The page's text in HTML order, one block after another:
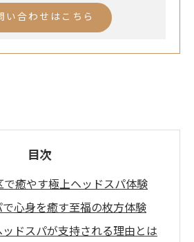
い合わせはこちら
目次
癒やす極上ヘッドスパ体験
心身を癒す至福の枚方体験
ドスパが支持される理由とは